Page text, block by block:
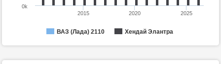
ВАЗ (Лада) 2110 Хендай Элантра
2015 2020 2025
0k